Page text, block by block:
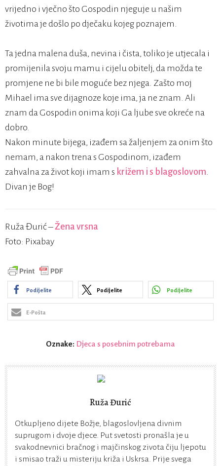
vrijedno i vječno što Gospodin njeguje u našim
životima je došlo po dječaku kojeg poznajem.
Ta jedna malena duša, nevina i čista, toliko je utjecala i
promijenila svoju mamu i cijelu obitelj, da možda te
promjene ne bi bile moguće bez njega. Zašto moj
Mihael ima sve dijagnoze koje ima, ja ne znam. Ali
znam da Gospodin onima koji Ga ljube sve okreće na
dobro.
Nakon minute bijega, izađem sa žaljenjem za onim što
nemam, a nakon trena s Gospodinom, izađem
zahvalna za život koji imam s križem i s blagoslovom.
Divan je Bog!
Ruža Đurić –Žena vrsna
Foto: Pixabay
Podijelite Podijelite Podijelite
E-Pošta
Oznake: Djeca s posebnim potrebama
Ruža Đurić
Otkupljeno dijete Božje, blagoslovljena divnim
suprugom i dvoje djece. Put svetosti pronašla je u
svakodnevnici bračnog i majčinskog zivota čiju ljepotu
i smisao traži u misteriju križa i Uskrsa. Prije svega